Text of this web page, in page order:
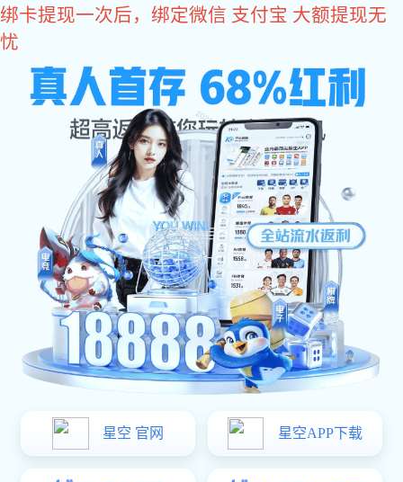
东升国际
欢迎访问东升国际设备(北京)有限公司官方网站
东升国际:
东升国际:
网站东升国际
东升国际:
关于东升国际
东升国际:
东升国际 中心
东升国
东升国际